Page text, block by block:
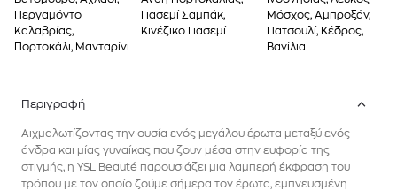
Περγαμόντο
Καλαβρίας,
Πορτοκάλι, Μανταρίνι
Γιασεμί Σαμπάκ,
Κινέζικο Γιασεμί
Μόσχος, Αμπροξάν,
Πατσουλί, Κέδρος,
Βανίλια
Περιγραφή
Αιχμαλωτίζοντας την ουσία ενός μεγάλου έρωτα μεταξύ ενός
άνδρα και μίας γυναίκας που ζουν μέσα στην ευφορία της
στιγμής, η YSL Beauté παρουσιάζει μια λαμπερή έκφραση του
τρόπου με τον οποίο ζούμε σήμερα τον έρωτα, εμπνευσμένη